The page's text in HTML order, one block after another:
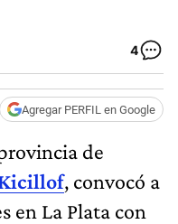
4
Agregar PERFIL en Google
de
, convocó a
en La Plata con